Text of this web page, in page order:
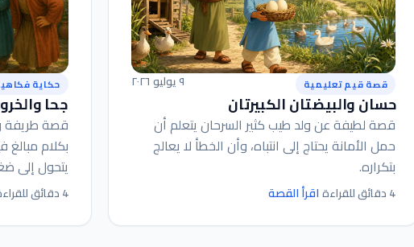
قصة قيم تعليمية ٩ يوليو ٢٠٢٦
حسان والبيضتان الكبيرتان
قصة لطيفة عن ولد طيب كثير السرحان يتعلم أن
حمل الأمانة يحتاج إلى انتباه، وأن الخطأ لا يعالج
بتكراره.
4 دقائق للقراءة اقرأ القصة
حكاية
جحا
قصة طريفة
بكلام مبالغ
يتحول إلى
4 دقائق للقراءة